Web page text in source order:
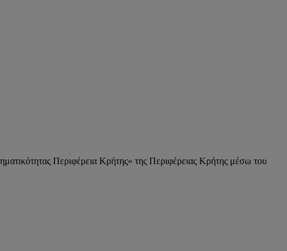
Περιφέρεια Κρήτης» της Περιφέρειας Κρήτης μέσω του